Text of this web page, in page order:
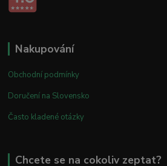
Nakupování
Obchodní podmínky
Doručení na Slovensko
Často kladené otázky
Chcete se na cokoliv zeptat?